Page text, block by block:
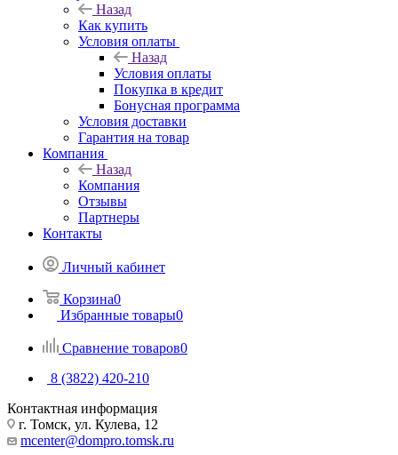
Назад
Как купить
Условия оплаты
Назад
Условия оплаты
Покупка в кредит
Бонусная программа
Условия доставки
Гарантия на товар
Компания
Назад
Компания
Отзывы
Партнеры
Контакты
Личный кабинет
Корзина0
Избранные товары0
Сравнение товаров0
8 (3822) 420-210
Контактная информация
г. Томск, ул. Кулева, 12
mcenter@dompro.tomsk.ru